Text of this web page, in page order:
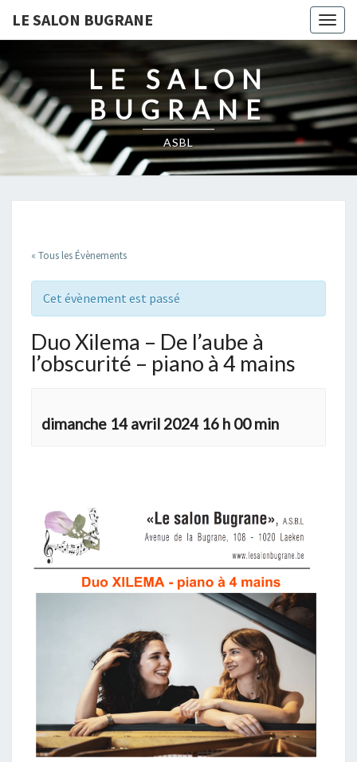
LE SALON BUGRANE
LE SALON
BUGRANE
ASBL
« Tous les Évènements
Cet évènement est passé
Duo Xilema – De l’aube à
l’obscurité – piano à 4 mains
dimanche 14 avril 2024 16 h 00 min